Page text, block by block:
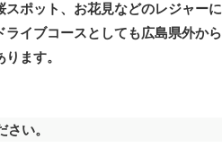
ポット、お花見などのレジャーに
イブコースとしても広島県外から
ます。
い。